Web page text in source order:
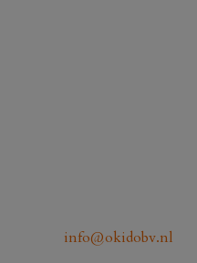
info@okidobv.nl